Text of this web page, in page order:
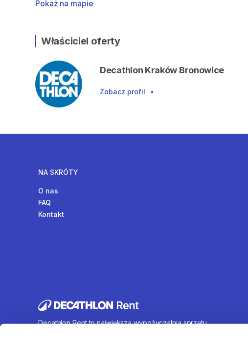
Pokaż na mapie
Właściciel oferty
Decathlon Kraków Bronowice
Zobacz profil •
NA SKRÓTY
O nas
FAQ
Kontakt
Decathlon Rent to największa wypożyczalnia sprzętu